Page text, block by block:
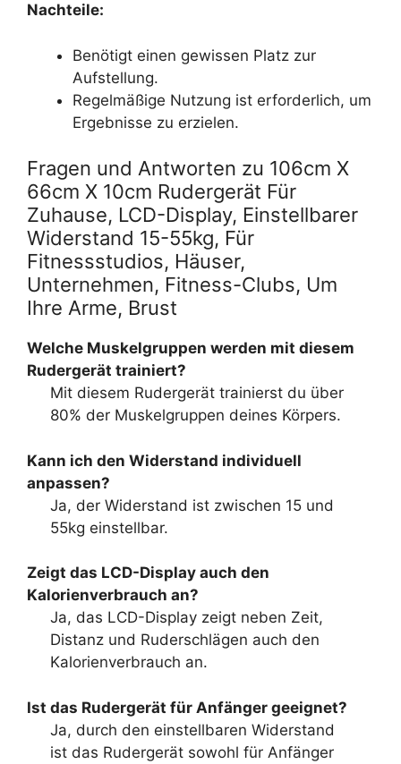
Nachteile:
Benötigt einen gewissen Platz zur
Aufstellung.
Regelmäßige Nutzung ist erforderlich, um
Ergebnisse zu erzielen.
Fragen und Antworten zu 106cm X
66cm X 10cm Rudergerät Für
Zuhause, LCD-Display, Einstellbarer
Widerstand 15-55kg, Für
Fitnessstudios, Häuser,
Unternehmen, Fitness-Clubs, Um
Ihre Arme, Brust
Welche Muskelgruppen werden mit diesem
Rudergerät trainiert?
Mit diesem Rudergerät trainierst du über
80% der Muskelgruppen deines Körpers.
Kann ich den Widerstand individuell
anpassen?
Ja, der Widerstand ist zwischen 15 und
55kg einstellbar.
Zeigt das LCD-Display auch den
Kalorienverbrauch an?
Ja, das LCD-Display zeigt neben Zeit,
Distanz und Ruderschlägen auch den
Kalorienverbrauch an.
Ist das Rudergerät für Anfänger geeignet?
Ja, durch den einstellbaren Widerstand
ist das Rudergerät sowohl für Anfänger